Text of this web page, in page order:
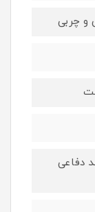
و چربی
دفاعی